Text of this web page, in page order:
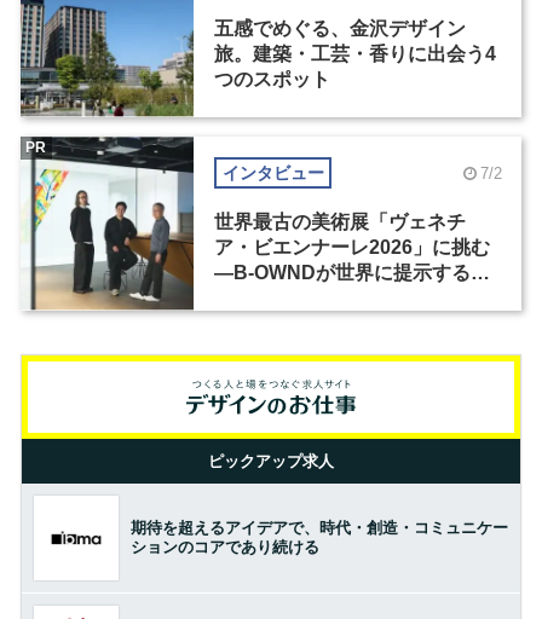
五感でめぐる、金沢デザイン
旅。建築・工芸・香りに出会う4
つのスポット
インタビュー 7/2
世界最古の美術展「ヴェネチ
ア・ビエンナーレ2026」に挑む
―B-OWNDが世界に提示する美
PR
ピックアップ求人
期待を超えるアイデアで、時代・創造・コミュニケー
ションのコアであり続ける